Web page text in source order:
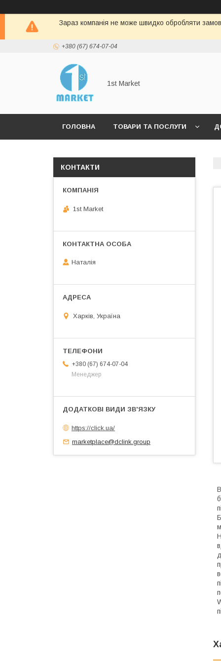
Зараз компанія не може швидко обробляти
+380 (67) 674-07-04
1st Market
ГОЛОВНА ТОВАРИ ТА ПОСЛУГИ
КОНТАКТИ
1st Market
Наталія
Харків, Україна
+380 (67) 674-07-04
Менеджер
https://click.ua/
marketplace@dclink.group